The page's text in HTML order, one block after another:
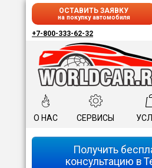
ОСТАВИТЬ ЗАЯВКУ
на покупку автомобиля
+7-800-333-62-32
О НАС СЕРВИСЫ
Получить
консультацию в